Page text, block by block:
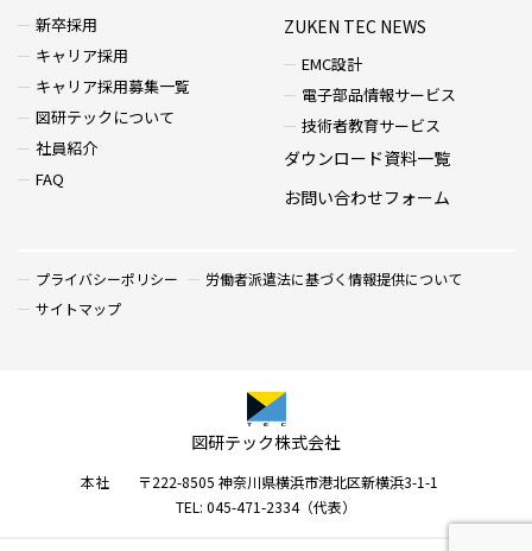
新卒採用
キャリア採用
キャリア採用募集一覧
図研テックについて
社員紹介
FAQ
ZUKEN TEC NEWS
EMC設計
電子部品情報サービス
技術者教育サービス
ダウンロード資料一覧
お問い合わせフォーム
プライバシーポリシー
労働者派遣法に基づく情報提供について
サイトマップ
図研テック株式会社
本社 〒222-8505 神奈川県横浜市港北区新横浜3-1-1
TEL: 045-471-2334（代表）